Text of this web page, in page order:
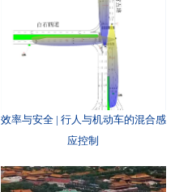
效率与安全 | 行人与机动车的混合感
应控制